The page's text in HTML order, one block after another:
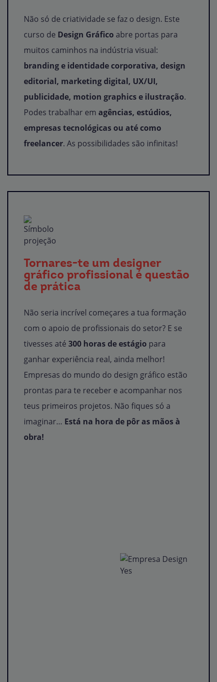
Não só de criatividade se faz o design. Este
curso de Design Gráfico abre portas para
muitos caminhos na indústria visual:
branding e identidade corporativa, design
editorial, marketing digital, UX/UI,
publicidade, motion graphics e ilustração.
Podes trabalhar em agências, estúdios,
empresas tecnológicas ou até como
freelancer. As possibilidades são infinitas!
Tornares-te um designer
gráfico profissional é questão
de prática
Não seria incrível começares a tua formação
com o apoio de profissionais do setor? E se
tivesses até 300 horas de estágio para
ganhar experiência real, ainda melhor!
Empresas do mundo do design gráfico estão
prontas para te receber e acompanhar nos
teus primeiros projetos. Não fiques só a
imaginar… Está na hora de pôr as mãos à
obra!